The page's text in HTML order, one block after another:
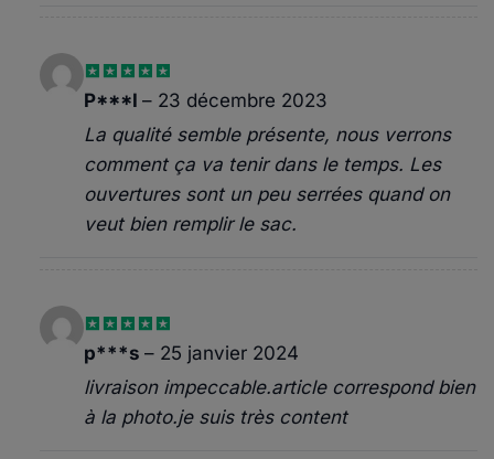
Note4
P***I – 23 décembre 2023
La qualité semble présente, nous verrons
comment ça va tenir dans le temps. Les
ouvertures sont un peu serrées quand on
veut bien remplir le sac.
Note5sur
5
p***s – 25 janvier 2024
livraison impeccable.article correspond bien
à la photo.je suis très content